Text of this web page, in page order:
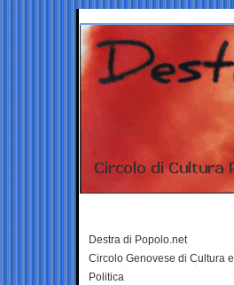
Destra di Popolo.net
Circolo Genovese di Cultura e
Politica